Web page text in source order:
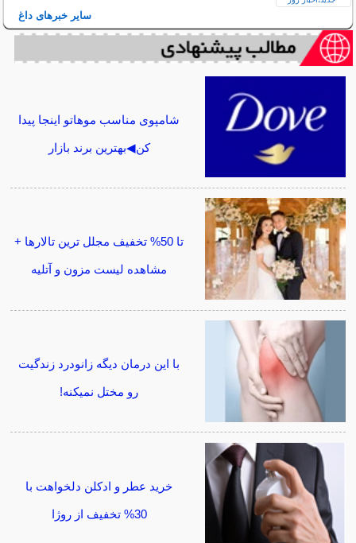
سایر خبرهای داغ
شامپوی مناسب موهاتو اینجا پیدا
کن◀بهترین برند بازار
تا 50% تخفیف مجلل ترین تالارها +
مشاهده لیست مزون و آتلیه
با این درمان دیگه زانودرد زندگیت
رو مختل نمیکنه!
خرید عطر و ادکلن دلخواهت با
30% تخفیف از روژا